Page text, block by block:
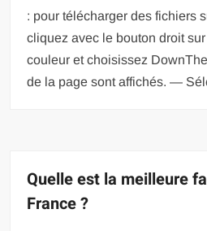
: pour télécharger des fichiers
cliquez avec le bouton droit
couleur et choisissez
de la page sont affichés. —
Quelle est la meilleure
France ?